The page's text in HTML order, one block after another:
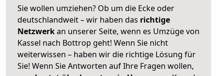
Sie wollen umziehen? Ob um die Ecke oder
deutschlandweit – wir haben das richtige
Netzwerkan unserer Seite, wenn es Umzüge von
Kassel nach Bottrop geht! Wenn Sie nicht
weiterwissen – haben wir die richtige Lösung für
Sie! Wenn Sie Antworten auf Ihre Fragen wollen,